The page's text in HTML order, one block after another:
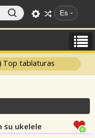
Es
Top tablaturas
su ukelele